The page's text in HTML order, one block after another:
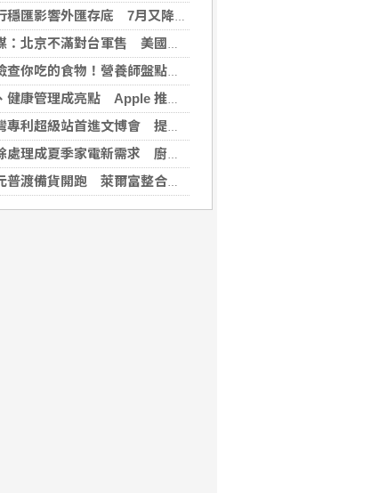
匯影響外匯存底 7月又降破6000億美元
北京不滿對台軍售 美國防官員訪中受阻
吃的食物！營養師盤點「5大反式脂肪來源」跟你想的不同
康管理成亮點 Apple 推薦多元裝置迎接父親
超級站首進文博會 提供免費智財諮詢助創作者護創意
成夏季家電新需求 廚餘機優惠搭地方補助最高省近萬元
渡備貨開跑 萊爾富整合祭拜供品與民生補貨需求